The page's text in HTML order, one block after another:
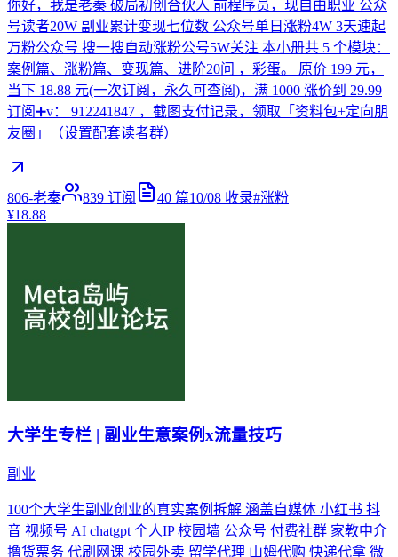
你好，我是老秦 破局初创合伙人 前程序员，现自由职业 公众
号读者20W 副业累计变现七位数 公众号单日涨粉4W 3天速起
万粉公众号 搜一搜自动涨粉公号5W关注 本小册共 5 个模块：
案例篇、涨粉篇、变现篇、进阶20问 ，彩蛋。 原价 199 元，
当下 18.88 元(一次订阅，永久可查阅)，满 1000 涨价到 29.99
订阅➕v： 912241847 ，截图支付记录，领取「资料包+定向朋
友圈」（设置配套读者群）
806-老秦 839 订阅 40 篇10/08 收录#涨粉
¥18.88
大学生专栏 | 副业生意案例x流量技巧
副业
100个大学生副业创业的真实案例拆解 涵盖自媒体 小红书 抖
音 视频号 AI chatgpt 个人IP 校园墙 公众号 付费社群 家教中介
撸货票务 代刷网课 校园外卖 留学代理 山姆代购 快递代拿 微